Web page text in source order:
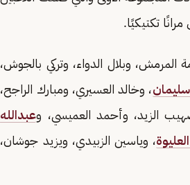
تكتيكيًا.
للمعسكر، هم: (أسامة المرمش، وبلال الدواء، وتركي بالجوش،
، وخالد العسيري، ومبارك الراجح،
الزيد، وأحمد العميسي، وعبدالله
، وياسين الزبيدي، ويزيد جوشان،